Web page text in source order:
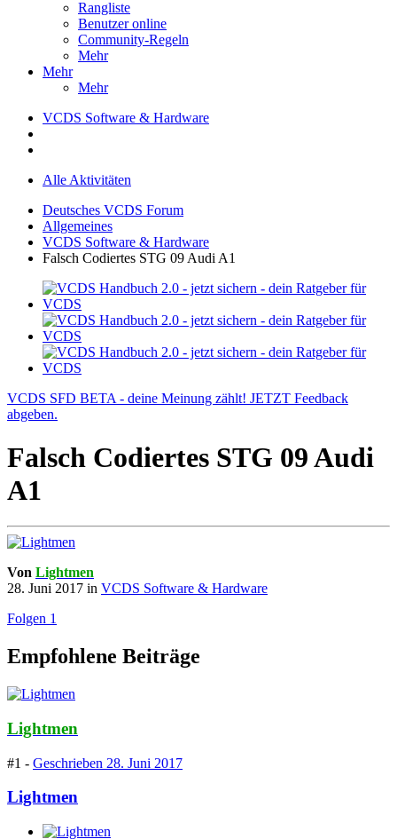
Rangliste
Benutzer online
Community-Regeln
Mehr
Mehr
Mehr
VCDS Software & Hardware
Alle Aktivitäten
Deutsches VCDS Forum
Allgemeines
VCDS Software & Hardware
Falsch Codiertes STG 09 Audi A1
VCDS SFD BETA - deine Meinung zählt! JETZT Feedback
abgeben.
Falsch Codiertes STG 09 Audi
A1
Von Lightmen
28. Juni 2017 in VCDS Software & Hardware
Folgen 1
Empfohlene Beiträge
Lightmen
#1 - Geschrieben 28. Juni 2017
Lightmen